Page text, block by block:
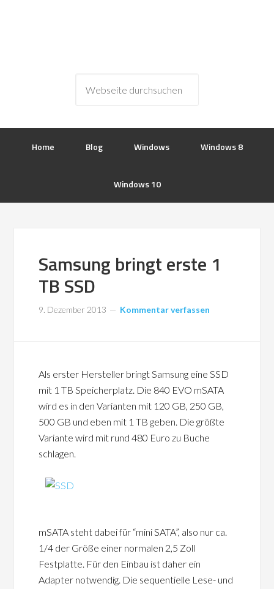
Home Blog Windows Windows 8
Windows 10
Samsung bringt erste 1
TB SSD
9. Dezember 2013 Kommentar verfassen
Als erster Hersteller bringt Samsung eine SSD
mit 1 TB Speicherplatz. Die 840 EVO mSATA
wird es in den Varianten mit 120 GB, 250 GB,
500 GB und eben mit 1 TB geben. Die größte
Variante wird mit rund 480 Euro zu Buche
schlagen.
mSATA steht dabei für “mini SATA”, also nur ca.
1/4 der Größe einer normalen 2,5 Zoll
Festplatte. Für den Einbau ist daher ein
Adapter notwendig. Die sequentielle Lese- und